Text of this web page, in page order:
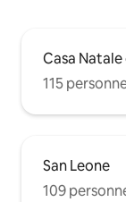
Casa
115
San Leone
109